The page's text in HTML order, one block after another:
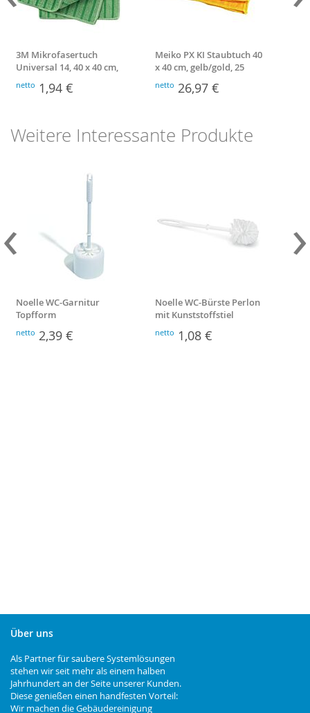
3M Mikrofasertuch
Universal 14, 40 x 40 cm,
grün
netto 1,94 €
Meiko PX KI Staubtuch 40
x 40 cm, gelb/gold, 25
Stück
netto 26,97 €
Weitere Interessante Produkte
Noelle WC-Garnitur
Topfform
netto 2,39 €
Noelle WC-Bürste Perlon
mit Kunststoffstiel
netto 1,08 €
‹ ›
Über uns
Als Partner für saubere Systemlösungen
stehen wir seit mehr als einem halben
Jahrhundert an der Seite unserer Kunden.
Diese genießen einen handfesten Vorteil:
Wir machen die Gebäudereinigung